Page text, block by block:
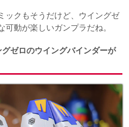
ックもそうだけど、ウイングゼ
可動が楽しいガンプラだね。
ゼロのウイングバインダーが